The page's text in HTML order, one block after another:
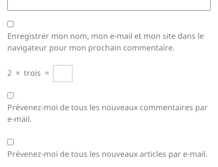
Enregistrer mon nom, mon e-mail et mon site dans le
navigateur pour mon prochain commentaire.
2 × trois =
Prévenez-moi de tous les nouveaux commentaires par
e-mail.
Prévenez-moi de tous les nouveaux articles par e-mail.